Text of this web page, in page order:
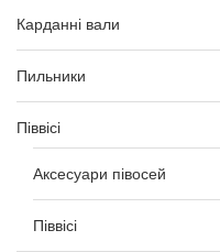
Карданні вали
Пильники
Піввісі
Аксесуари півосей
Піввісі